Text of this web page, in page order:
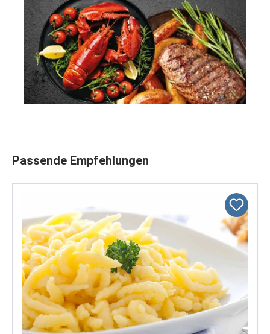
Produktgalerie überspringen
Passende Empfehlungen